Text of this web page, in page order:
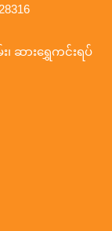
၊ ဆားရွှေကင်းရပ်